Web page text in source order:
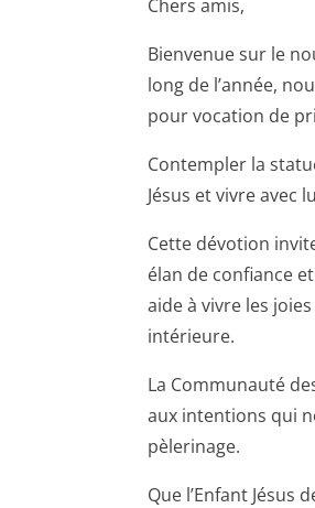
Chers amis,
Bienvenue sur le
long de l’année,
pour vocation de
Contempler la
Jésus et vivre avec
Cette dévotion
élan de confiance
aide à vivre les
intérieure.
La Communauté
aux intentions qui
pèlerinage.
Que l’Enfant Jésus